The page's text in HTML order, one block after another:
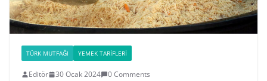
TÜRK MUTFAĞI YEMEK TARIFLERI
Editör 30 Ocak 2024
0 Comments